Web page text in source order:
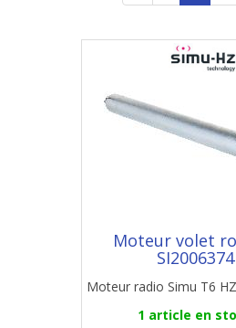
Moteur volet
SI2006374
Moteur radio Simu T6
1 article en